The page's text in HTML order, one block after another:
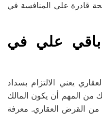
قادرة على المنافسة في
علي في
يعني الالتزام بسداد
من المهم أن يكون المالك
من القرض العقاري. معرفة